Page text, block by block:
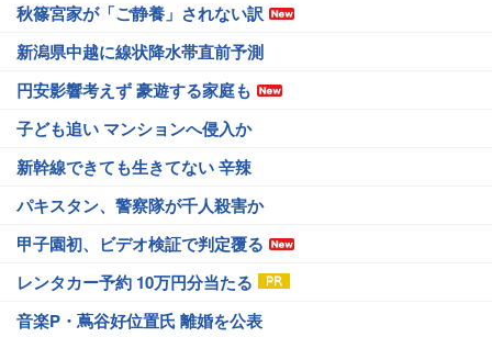
秋篠宮家が「ご静養」されない訳
新潟県中越に線状降水帯直前予測
円安影響考えず 豪遊する家庭も
子ども追い マンションへ侵入か
新幹線できても生きてない 辛辣
パキスタン、警察隊が千人殺害か
甲子園初、ビデオ検証で判定覆る
レンタカー予約 10万円分当たる
音楽P・蔦谷好位置氏 離婚を公表